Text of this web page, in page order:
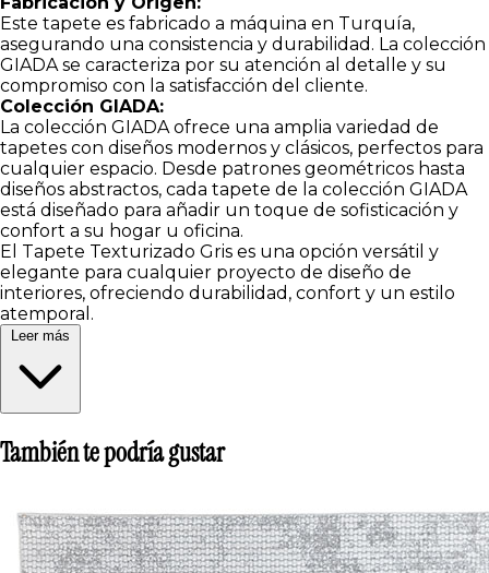
Este tapete es fabricado a máquina en Turquía,
asegurando una consistencia y durabilidad. La colección
GIADA se caracteriza por su atención al detalle y su
compromiso con la satisfacción del cliente.
Colección GIADA:
La colección GIADA ofrece una amplia variedad de
tapetes con diseños modernos y clásicos, perfectos para
cualquier espacio. Desde patrones geométricos hasta
diseños abstractos, cada tapete de la colección GIADA
está diseñado para añadir un toque de sofisticación y
confort a su hogar u oficina.
El Tapete Texturizado Gris es una opción versátil y
elegante para cualquier proyecto de diseño de
interiores, ofreciendo durabilidad, confort y un estilo
atemporal.
Leer más
También te podría gustar